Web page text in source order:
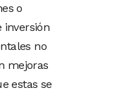
o
inversión
no
mejoras
estas se